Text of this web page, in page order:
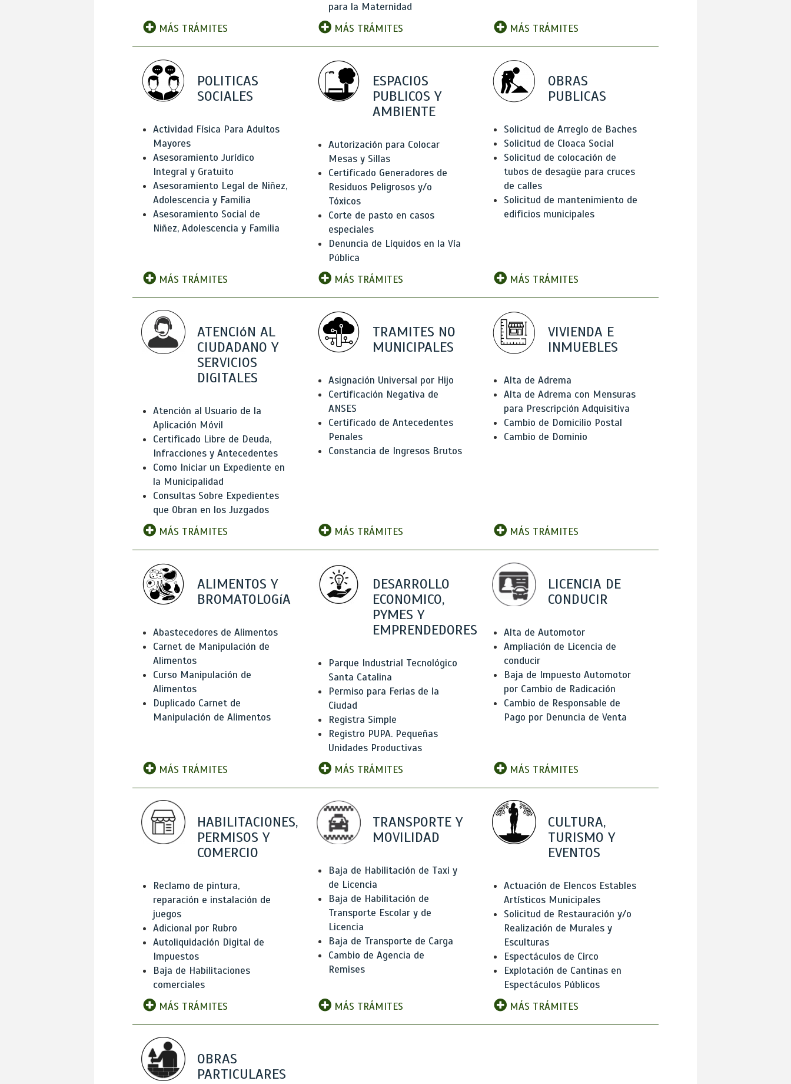
MÁS TRÁMITES
para la Maternidad
MÁS TRÁMITES
MÁS TRÁMITES
POLITICAS
SOCIALES
Actividad Física Para Adultos
Mayores
Asesoramiento Jurídico
Integral y Gratuito
Asesoramiento Legal de Niñez,
Adolescencia y Familia
Asesoramiento Social de
Niñez, Adolescencia y Familia
MÁS TRÁMITES
ESPACIOS
PUBLICOS Y
AMBIENTE
Autorización para Colocar
Mesas y Sillas
Certificado Generadores de
Residuos Peligrosos y/o
Tóxicos
Corte de pasto en casos
especiales
Denuncia de Líquidos en la Vía
Pública
MÁS TRÁMITES
OBRAS
PUBLICAS
Solicitud de Arreglo de Baches
Solicitud de Cloaca Social
Solicitud de colocación de
tubos de desagüe para cruces
de calles
Solicitud de mantenimiento de
edificios municipales
MÁS TRÁMITES
ATENCIóN AL
CIUDADANO Y
SERVICIOS
DIGITALES
Atención al Usuario de la
Aplicación Móvil
Certificado Libre de Deuda,
Infracciones y Antecedentes
Como Iniciar un Expediente en
la Municipalidad
Consultas Sobre Expedientes
que Obran en los Juzgados
MÁS TRÁMITES
TRAMITES NO
MUNICIPALES
Asignación Universal por Hijo
Certificación Negativa de
ANSES
Certificado de Antecedentes
Penales
Constancia de Ingresos Brutos
MÁS TRÁMITES
VIVIENDA E
INMUEBLES
Alta de Adrema
Alta de Adrema con Mensuras
para Prescripción Adquisitiva
Cambio de Domicilio Postal
Cambio de Dominio
MÁS TRÁMITES
ALIMENTOS Y
BROMATOLOGíA
Abastecedores de Alimentos
Carnet de Manipulación de
Alimentos
Curso Manipulación de
Alimentos
Duplicado Carnet de
Manipulación de Alimentos
MÁS TRÁMITES
DESARROLLO
ECONOMICO,
PYMES Y
EMPRENDEDORES
Parque Industrial Tecnológico
Santa Catalina
Permiso para Ferias de la
Ciudad
Registra Simple
Registro PUPA. Pequeñas
Unidades Productivas
MÁS TRÁMITES
LICENCIA DE
CONDUCIR
Alta de Automotor
Ampliación de Licencia de
conducir
Baja de Impuesto Automotor
por Cambio de Radicación
Cambio de Responsable de
Pago por Denuncia de Venta
MÁS TRÁMITES
HABILITACIONES,
PERMISOS Y
COMERCIO
Reclamo de pintura,
reparación e instalación de
juegos
Adicional por Rubro
Autoliquidación Digital de
Impuestos
Baja de Habilitaciones
comerciales
MÁS TRÁMITES
TRANSPORTE Y
MOVILIDAD
Baja de Habilitación de Taxi y
de Licencia
Baja de Habilitación de
Transporte Escolar y de
Licencia
Baja de Transporte de Carga
Cambio de Agencia de
Remises
MÁS TRÁMITES
CULTURA,
TURISMO Y
EVENTOS
Actuación de Elencos Estables
Artísticos Municipales
Solicitud de Restauración y/o
Realización de Murales y
Esculturas
Espectáculos de Circo
Explotación de Cantinas en
Espectáculos Públicos
MÁS TRÁMITES
OBRAS
PARTICULARES